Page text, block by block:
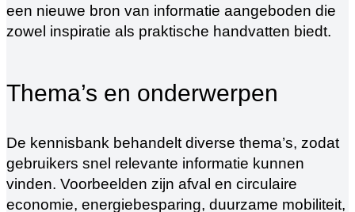
een nieuwe bron van informatie aangeboden die
zowel inspiratie als praktische handvatten biedt.
Thema’s en onderwerpen
De kennisbank behandelt diverse thema’s, zodat
gebruikers snel relevante informatie kunnen
vinden. Voorbeelden zijn afval en circulaire
economie, energiebesparing, duurzame mobiliteit,